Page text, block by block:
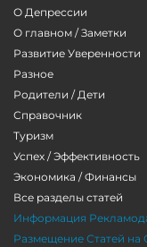
О Депрессии
О главном / Заметки
Развитие Уверенности
Разное
Родители / Дети
Справочник
Туризм
Успех / Эффективность
Экономика / Финансы
Все разделы статей
Информация
Размещение Статей на